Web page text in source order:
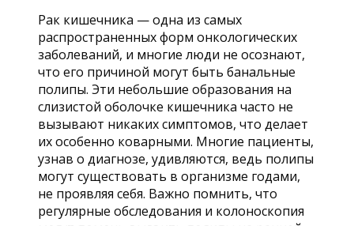
Рак кишечника — одна из самых
распространенных форм онкологических
заболеваний, и многие люди не осознают,
что его причиной могут быть банальные
полипы. Эти небольшие образования на
слизистой оболочке кишечника часто не
вызывают никаких симптомов, что делает
их особенно коварными. Многие пациенты,
узнав о диагнозе, удивляются, ведь полипы
могут существовать в организме годами,
не проявляя себя. Важно помнить, что
регулярные обследования и колоноскопия